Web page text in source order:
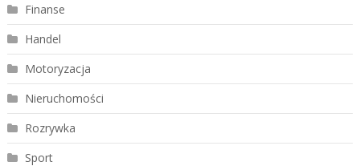
Finanse
Handel
Motoryzacja
Nieruchomości
Rozrywka
Sport